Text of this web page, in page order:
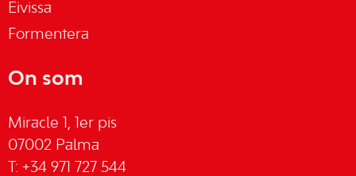
Eivissa
Formentera
On som
Miracle 1, 1er pis
07002 Palma
T: +34 971 727 544